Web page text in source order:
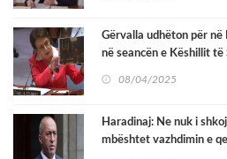
Gërvalla udhëton për
në seancën e Këshillit
08/04/2025
Haradinaj: Ne nuk i
mbështet vazhdimin e